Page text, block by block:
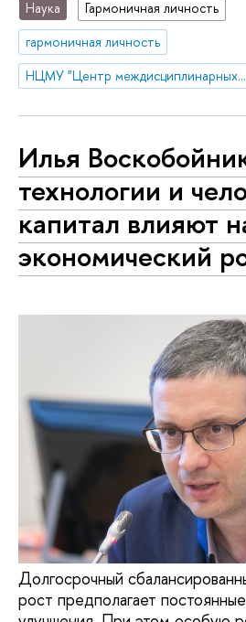
Наука
Гармоничная личность
гармоничная личность
НЦМУ "Центр междисциплинарных исследований человеческого потенциала"
Илья
технологии и
капитал влияют
экономический
Долгосрочный
рост предполагает